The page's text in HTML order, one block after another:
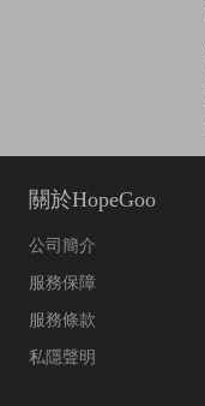
關於HopeGoo
公司簡介
服務保障
服務條款
私隱聲明